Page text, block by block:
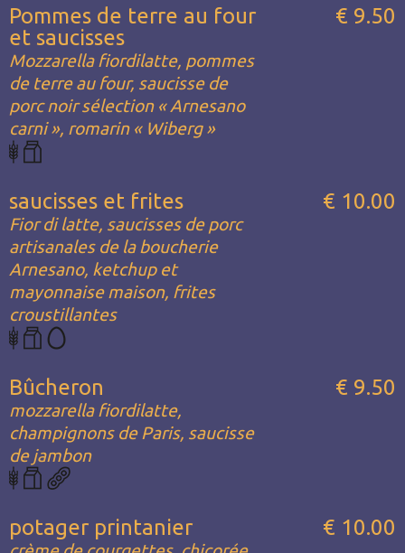
Pommes de terre au four
et saucisses
Mozzarella fiordilatte, pommes
de terre au four, saucisse de
porc noir sélection « Arnesano
carni », romarin « Wiberg »
€ 9.50
saucisses et frites
Fior di latte, saucisses de porc
artisanales de la boucherie
Arnesano, ketchup et
mayonnaise maison, frites
croustillantes
€ 10.00
Bûcheron
mozzarella fiordilatte,
champignons de Paris, saucisse
de jambon
€ 9.50
potager printanier € 10.00